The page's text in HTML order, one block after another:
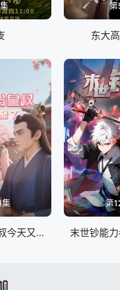
第
东大
集
娇娇的精分皇叔今天又吃醋了
第
末世钞能